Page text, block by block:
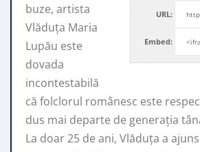
URL:
Embed:
buze, artista
Vlăduța Maria
Lupău este
dovada
incontestabilă
că folclorul românesc este
dus mai departe de generaţia
La doar 25 de ani, Vlăduța a